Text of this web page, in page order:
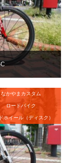
なかやまカスタム
ロードバイク
ホイール（ディスク）